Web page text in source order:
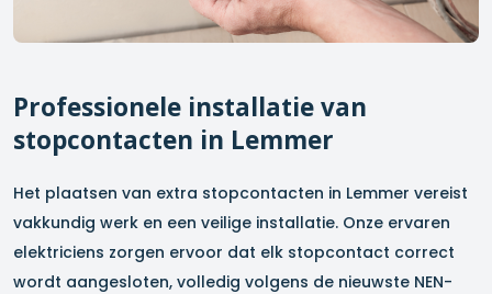
Professionele installatie van
stopcontacten in Lemmer
Het plaatsen van extra stopcontacten in Lemmer vereist
vakkundig werk en een veilige installatie. Onze ervaren
elektriciens zorgen ervoor dat elk stopcontact correct
wordt aangesloten, volledig volgens de nieuwste NEN-